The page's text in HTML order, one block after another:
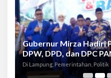
Gubernur Mirza Hadiri
DPW, DPD, dan DPC
Di Lampung, Pemerintahan, Politik